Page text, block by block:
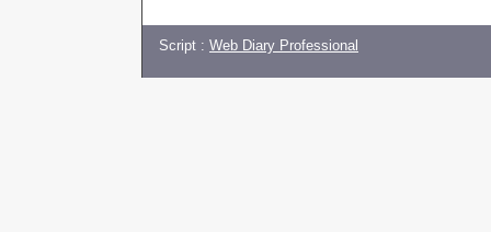
Script : Web Diary Professional